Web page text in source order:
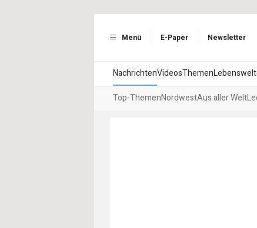
Menü E-Paper Newsletter
NachrichtenVideosThemen
Top-ThemenNordwestAus aller Welt